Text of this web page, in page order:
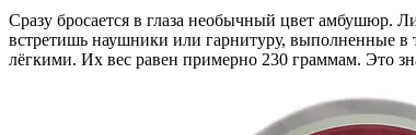
Сразу бросается в глаза необычный цвет амбушюр.
встретишь наушники или гарнитуру, выполненные в
лёгкими. Их вес равен примерно 230 граммам. Это